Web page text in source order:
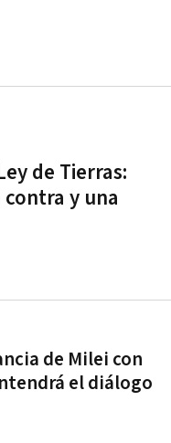
de Tierras:
y una
de Milei con
el diálogo